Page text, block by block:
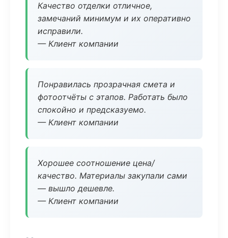
Качество отделки отличное,
замечаний минимум и их оперативно
исправили.
— Клиент компании
Понравилась прозрачная смета и
фотоотчёты с этапов. Работать было
спокойно и предсказуемо.
— Клиент компании
Хорошее соотношение цена/
качество. Материалы закупали сами
— вышло дешевле.
— Клиент компании